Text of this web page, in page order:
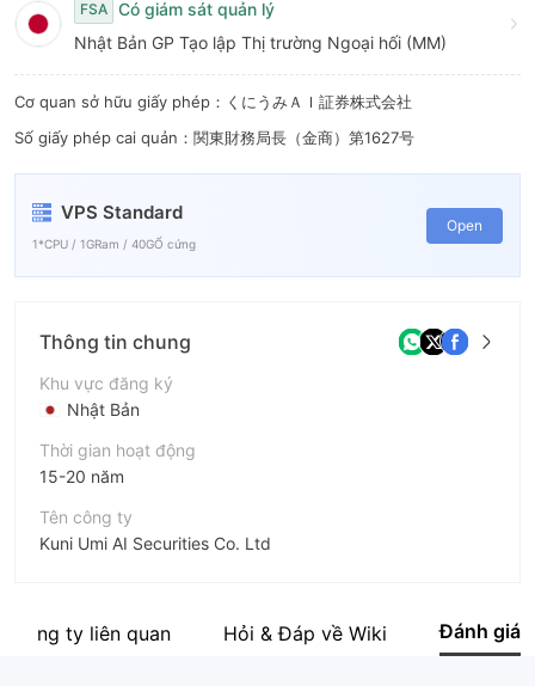
FSA Có giám sát quản lý
Nhật Bản GP Tạo lập Thị trường Ngoại hối (MM)
Cơ quan sở hữu giấy phép：くにうみＡＩ証券株式会社
Số giấy phép cai quản：関東財務局長（金商）第1627号
VPS Standard
1*CPU / 1GRam / 40GỔ cứng
Open
Thông tin chung
Khu vực đăng ký
Nhật Bản
Thời gian hoạt động
15-20 năm
Tên công ty
Kuni Umi AI Securities Co. Ltd
Nhân viên doanh nghiệp
công ty liên quan Hỏi & Đáp về Wiki Đánh giá